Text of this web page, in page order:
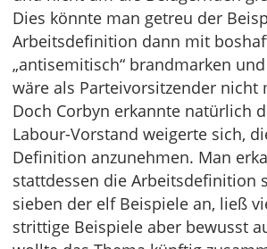
Dies könnte man getreu der
Arbeitsdefinition dann mit
„antisemitisch“ brandmarken
wäre als Parteivorsitzender nicht
Doch Corbyn erkannte natürlich
Labour-Vorstand weigerte sich,
Definition anzunehmen. Man
stattdessen die Arbeitsdefinition
sieben der elf Beispiele an, ließ
strittige Beispiele aber bewusst